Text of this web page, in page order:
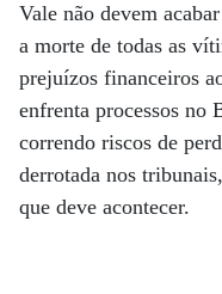
Vale não devem
a morte de todas as
prejuízos financeiros
enfrenta processos no
correndo riscos de
derrotada nos
que deve acontecer.